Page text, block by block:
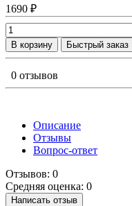
1690 ₽
В корзину Быстрый заказ
0 отзывов
Описание
Отзывы
Вопрос-ответ
Отзывов: 0
Средняя оценка: 0
Написать отзыв